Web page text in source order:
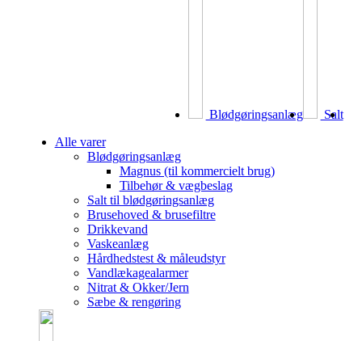
Blødgøringsanlæg Salt
Alle varer
Blødgøringsanlæg
Magnus (til kommercielt brug)
Tilbehør & vægbeslag
Salt til blødgøringsanlæg
Brusehoved & brusefiltre
Drikkevand
Vaskeanlæg
Hårdhedstest & måleudstyr
Vandlækagealarmer
Nitrat & Okker/Jern
Sæbe & rengøring